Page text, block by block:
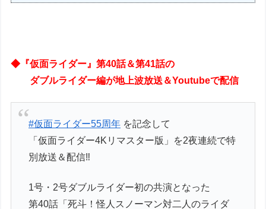
◆『仮面ライダー』第40話＆第41話の
ダブルライダー編が地上波放送＆Youtubeで配信
#仮面ライダー55周年 を記念して
「仮面ライダー4Kリマスター版」を2夜連続で特
別放送＆配信‼️
1号・2号ダブルライダー初の共演となった
第40話「死斗！怪人スノーマン対二人のライダ